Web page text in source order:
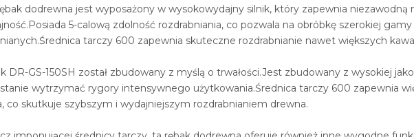
dodrewna jest wyposażony w wysokowydajny silnik, który zapewnia niezawodną
5-calową zdolność rozdrabniania, co pozwala na obróbkę szerokiej
tarczy 600 zapewnia skuteczne rozdrabnianie nawet większych
DR-GS-150SH został zbudowany z myślą o trwałości.Jest zbudowany z wysokiej
wytrzymać rygory intensywnego użytkowania.Średnica tarczy 600 zapewnia
co skutkuje szybszym i wydajniejszym rozdrabnianiem drewna.